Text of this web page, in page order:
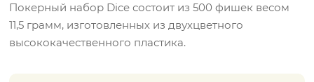
Покерный набор Dice состоит из 500 фишек весом
11,5 грамм, изготовленных из двухцветного
высококачественного пластика.